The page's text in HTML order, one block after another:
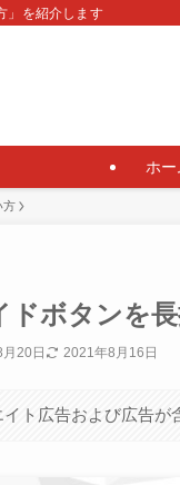
」を紹介します
ホー
方
ドボタンを
20日 2021年8月16日
ト広告および広告が